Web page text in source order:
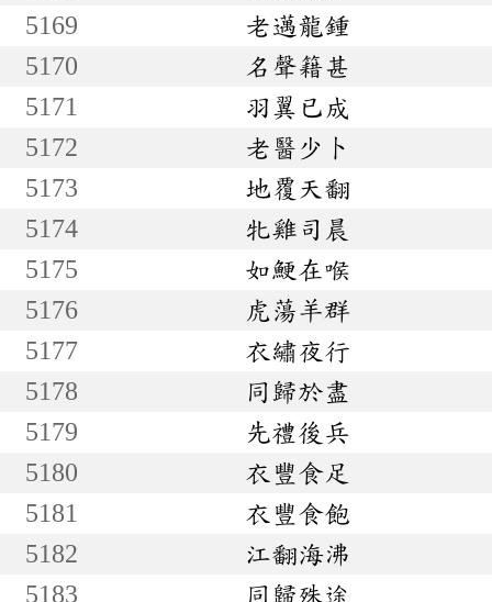
5169
老邁龍鍾
5170
名聲籍甚
5171
羽翼已成
5172
老醫少卜
5173
地覆天翻
5174
牝雞司晨
5175
如鯁在喉
5176
虎蕩羊群
5177
衣繡夜行
5178
同歸於盡
5179
先禮後兵
5180
衣豐食足
5181
衣豐食飽
5182
江翻海沸
5183
同歸殊途